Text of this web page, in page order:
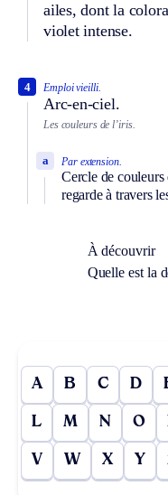
ailes, dont la
violet intense.
Emploi vieilli.
Arc-en-ciel.
4
Les couleurs de l’iris.
Par extension.
Cercle de
regarde à travers
a
À découvrir
Quelle est la
A B C D
L M N O
V W X Y